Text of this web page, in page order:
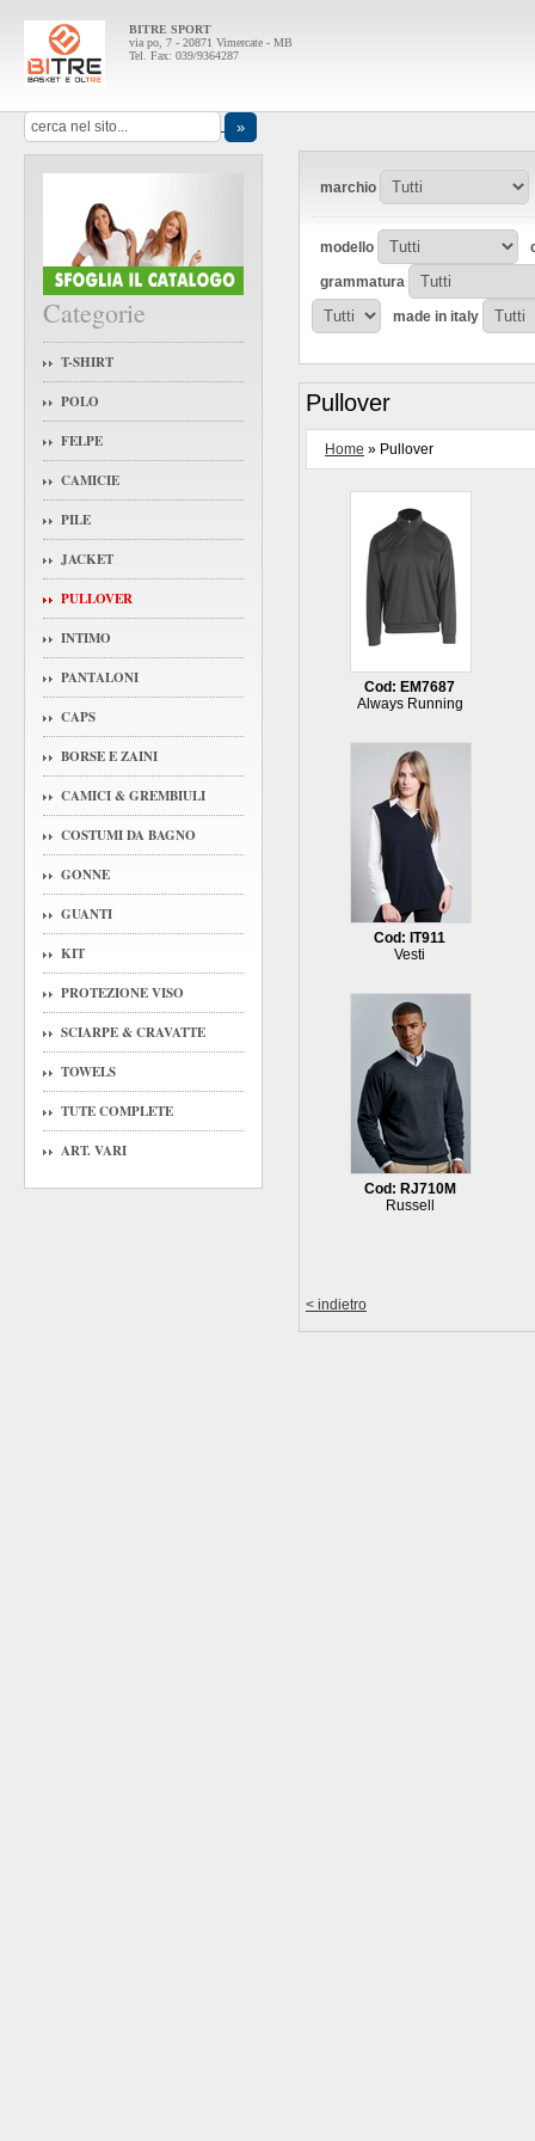
BITRE SPORT
via po, 7 - 20871 Vimercate - MB
Tel. Fax: 039/9364287
Categorie
T-SHIRT
POLO
FELPE
CAMICIE
PILE
JACKET
PULLOVER
INTIMO
PANTALONI
CAPS
BORSE E ZAINI
CAMICI & GREMBIULI
COSTUMI DA BAGNO
GONNE
GUANTI
KIT
PROTEZIONE VISO
SCIARPE & CRAVATTE
TOWELS
TUTE COMPLETE
ART. VARI
marchio
modello
grammatura
made in italy
Pullover
Home » Pullover
Cod: EM7687
Always Running
Cod: IT911
Vesti
Cod: RJ710M
Russell
< indietro